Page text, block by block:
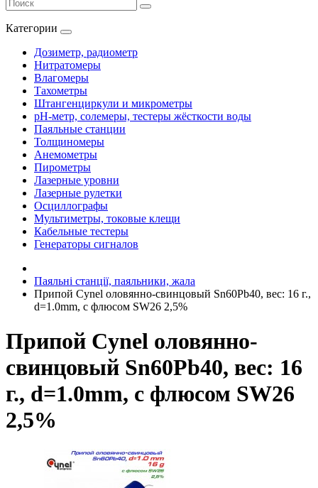
Категории
Дозиметр, радиометр
Нитратомеры
Влагомеры
Тахометры
Штангенциркули и микрометры
pH-метр, солемеры, тестеры жёсткости воды
Паяльные станции
Толщиномеры
Анемометры
Пирометры
Лазерные уровни
Лазерные рулетки
Осциллографы
Мультиметры, токовые клещи
Кабельные тестеры
Генераторы сигналов
Паяльні станції, паяльники, жала
Припой Cynel оловянно-свинцовый Sn60Pb40, вес: 16 г.,
d=1.0mm, с флюсом SW26 2,5%
Припой Cynel оловянно-
свинцовый Sn60Pb40, вес: 16
г., d=1.0mm, с флюсом SW26
2,5%